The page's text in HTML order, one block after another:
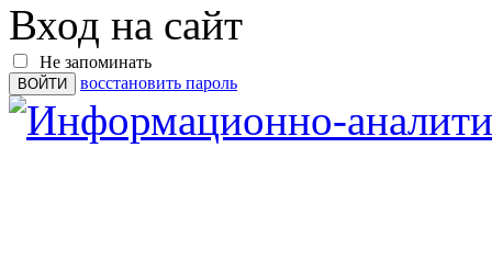
Вход на сайт
Не запоминать
восстановить пароль